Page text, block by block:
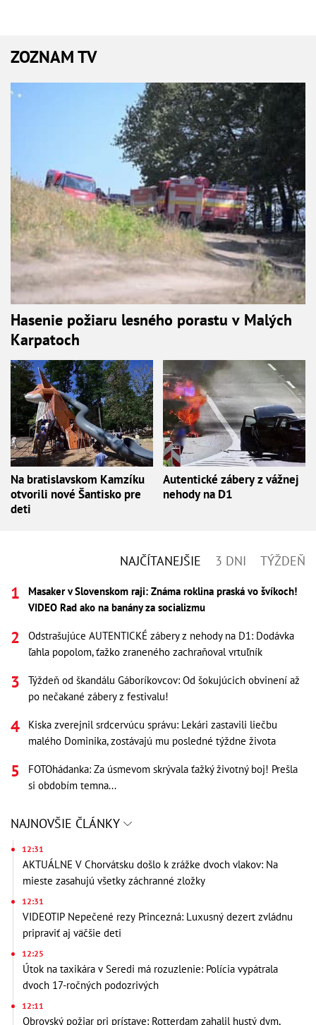
ZOZNAM TV
Hasenie požiaru lesného porastu v Malých
Karpatoch
Na bratislavskom Kamzíku
otvorili nové Šantisko pre
deti
Autentické zábery z vážnej
nehody na D1
NAJČÍTANEJŠIE 3 DNI TÝŽDEŇ
Masaker v Slovenskom raji: Známa roklina praská vo švíkoch!
VIDEO Rad ako na banány za socializmu
Odstrašujúce AUTENTICKÉ zábery z nehody na D1: Dodávka
ľahla popolom, ťažko zraneného zachraňoval vrtuľník
Týždeň od škandálu Gáboríkovcov: Od šokujúcich obvinení až
po nečakané zábery z festivalu!
Kiska zverejnil srdcervúcu správu: Lekári zastavili liečbu
malého Dominika, zostávajú mu posledné týždne života
FOTOhádanka: Za úsmevom skrývala ťažký životný boj! Prešla
si obdobím temna...
NAJNOVŠIE ČLÁNKY
12:31
AKTUÁLNE V Chorvátsku došlo k zrážke dvoch vlakov: Na
mieste zasahujú všetky záchranné zložky
12:31
VIDEOTIP Nepečené rezy Princezná: Luxusný dezert zvládnu
pripraviť aj väčšie deti
12:25
Útok na taxikára v Seredi má rozuzlenie: Polícia vypátrala
dvoch 17-ročných podozrivých
12:11
Obrovský požiar pri prístave: Rotterdam zahalil hustý dym,